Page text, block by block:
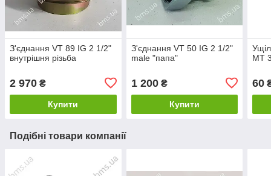
З'єднання VT 89 IG 2 1/2"
внутрішня різьба
2 970 ₴
Купити
З'єднання VT 50 IG 2 1/2"
male "папа"
1 200₴
Купити
МТ
60
Подібні товари компанії